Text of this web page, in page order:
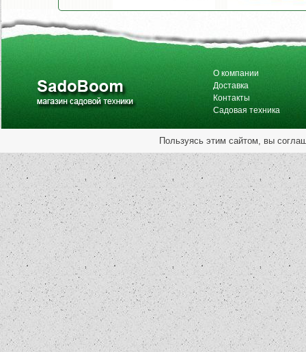
О компании
Доставка
Контакты
Садовая техника
Пользуясь этим сайтом, вы